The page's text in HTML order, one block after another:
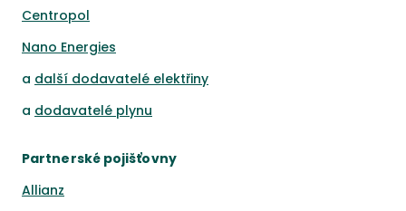
Centropol
Nano Energies
a další dodavatelé elektřiny
a dodavatelé plynu
Partnerské pojišťovny
Allianz